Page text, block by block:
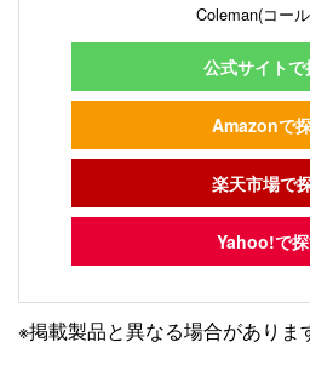
Coleman(コー
公式サイトで
Amazonで
楽天市場で
Yahoo!で
※掲載製品と異なる場合がありま